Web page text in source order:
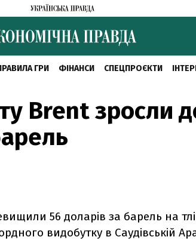
ГРИ ФІНАНСИ СПЕЦПРОЄКТИ
Brent зросли
56 доларів за барель на тлі
видобутку в Саудівській